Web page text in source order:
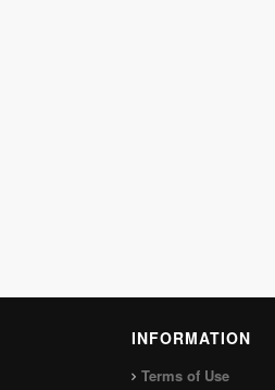
INFORMATION
Terms of Use